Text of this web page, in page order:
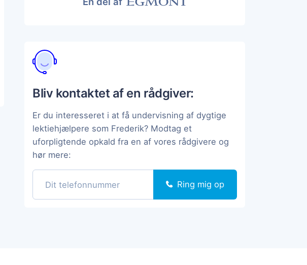
Bliv kontaktet af en rådgiver:
Er du interesseret i at få undervisning af dygtige
lektiehjælpere som Frederik? Modtag et
uforpligtende opkald fra en af vores rådgivere og
hør mere:
Ring mig op